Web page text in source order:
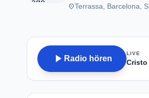
placeTerrassa, Barcelona,
play_arrow Radio hören
LIVE
Cristo